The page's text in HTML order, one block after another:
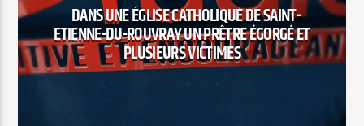
DANS UNE ÉGLISE CATHOLIQUE DE SAINT-
ETIENNE-DU-ROUVRAY UN PRÊTRE ÉGORGÉ ET
PLUSIEURS VICTIMES